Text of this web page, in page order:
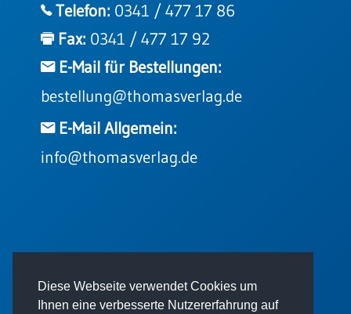
Diese Webseite verwendet Cookies um
Ihnen eine verbesserte Nutzererfahrung auf
Telefon: 0341 / 477 17 86
Fax: 0341 / 477 17 92
E-Mail für Bestellungen:
bestellung@thomasverlag.de
E-Mail Allgemein:
info@thomasverlag.de